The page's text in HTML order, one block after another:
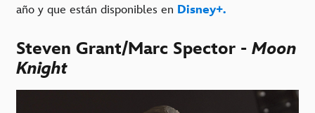
año y que están disponibles en Disney+.
Steven Grant/Marc Spector - Moon
Knight